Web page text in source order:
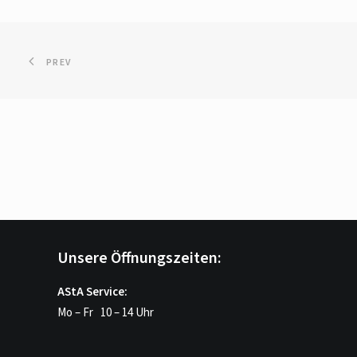
PREV
Unsere Öffnungszeiten:
AStA Service:
Mo – Fr 10 – 14 Uhr